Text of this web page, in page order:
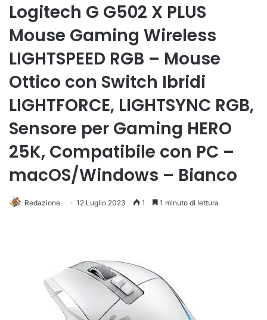
Logitech G G502 X PLUS
Mouse Gaming Wireless
LIGHTSPEED RGB – Mouse
Ottico con Switch Ibridi
LIGHTFORCE, LIGHTSYNC RGB,
Sensore per Gaming HERO
25K, Compatibile con PC –
macOS/Windows – Bianco
Redazione 12 Luglio 2023 1 1 minuto di lettura